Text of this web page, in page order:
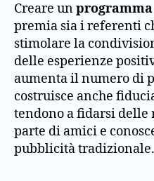
Creare un
premia sia i referenti
stimolare la
delle esperienze
aumenta il numero di
costruisce anche
tendono a fidarsi delle
parte di amici e
pubblicità tradizionale.